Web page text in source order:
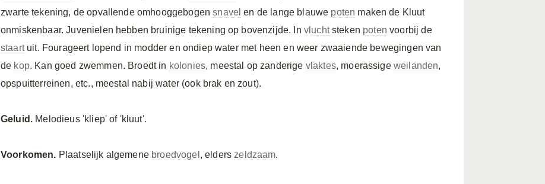
zwarte tekening, de opvallende omhooggebogensnavel en de lange blauwe poten maken de Kluut
onmiskenbaar. Juvenielen hebben bruinige tekening op bovenzijde. In vluchtsteken poten voorbij de
staartuit. Fourageert lopend in modder en ondiep water met heen en weer zwaaiende bewegingen van
de kop. Kan goed zwemmen. Broedt in kolonies, meestal op zanderige vlaktes, moerassige weilanden,
opspuitterreinen, etc., meestal nabij water (ook brak en zout).
Geluid. Melodieus 'kliep' of 'kluut'.
Voorkomen. Plaatselijk algemene broedvogel , elders zeldzaam.